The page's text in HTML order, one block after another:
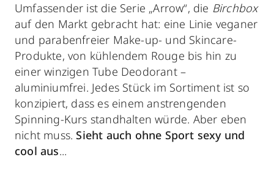
Umfassender ist die Serie „Arrow“, die Birchbox
auf den Markt gebracht hat: eine Linie veganer
und parabenfreier Make-up- und Skincare-
Produkte, von kühlendem Rouge bis hin zu
einer winzigen Tube Deodorant –
aluminiumfrei. Jedes Stück im Sortiment ist so
konzipiert, dass es einem anstrengenden
Spinning-Kurs standhalten würde. Aber eben
nicht muss. Sieht auch ohne Sport sexy und
cool aus...